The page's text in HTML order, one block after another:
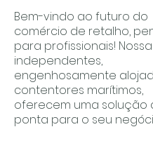
Bem-vindo ao futuro do
comércio de retalho,
para profissionais!
independentes,
engenhosamente
contentores marítimos,
oferecem uma solução
ponta para o seu